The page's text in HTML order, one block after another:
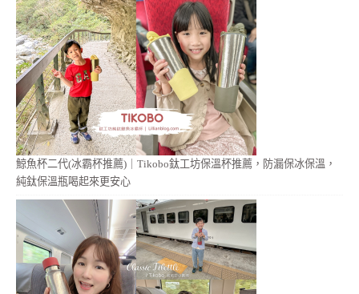
鯨魚杯二代(冰霸杯推薦)｜Tikobo鈦工坊保溫杯推薦，防漏保冰保溫，
純鈦保溫瓶喝起來更安心